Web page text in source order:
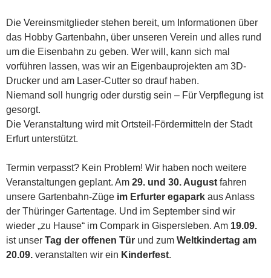
Die Vereinsmitglieder stehen bereit, um Informationen über
das Hobby Gartenbahn, über unseren Verein und alles rund
um die Eisenbahn zu geben. Wer will, kann sich mal
vorführen lassen, was wir an Eigenbauprojekten am 3D-
Drucker und am Laser-Cutter so drauf haben.
Niemand soll hungrig oder durstig sein – Für Verpflegung ist
gesorgt.
Die Veranstaltung wird mit Ortsteil-Fördermitteln der Stadt
Erfurt unterstützt.
Termin verpasst? Kein Problem! Wir haben noch weitere
Veranstaltungen geplant. Am 29. und 30. August fahren
unsere Gartenbahn-Züge im Erfurter egapark aus Anlass
der Thüringer Gartentage. Und im September sind wir
wieder „zu Hause“ im Compark in Gispersleben. Am 19.09.
ist unser Tag der offenen Tür und zum Weltkindertag am
20.09. veranstalten wir ein Kinderfest.